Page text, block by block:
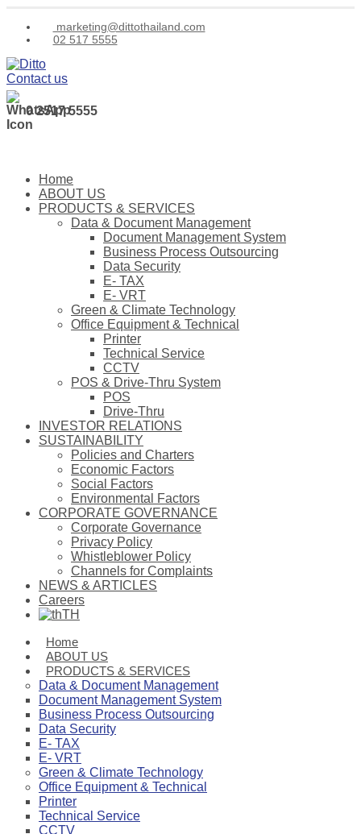
marketing@dittothailand.com
02 517 5555
Contact us
0 2517 5555
Home
ABOUT US
PRODUCTS & SERVICES
Data & Document Management
Document Management System
Business Process Outsourcing
Data Security
E- TAX
E- VRT
Green & Climate Technology
Office Equipment & Technical
Printer
Technical Service
CCTV
POS & Drive-Thru System
POS
Drive-Thru
INVESTOR RELATIONS
SUSTAINABILITY
Policies and Charters
Economic Factors
Social Factors
Environmental Factors
CORPORATE GOVERNANCE
Corporate Governance
Privacy Policy
Whistleblower Policy
Channels for Complaints
NEWS & ARTICLES
Careers
TH
Home
ABOUT US
PRODUCTS & SERVICES
Data & Document Management
Document Management System
Business Process Outsourcing
Data Security
E- TAX
E- VRT
Green & Climate Technology
Office Equipment & Technical
Printer
Technical Service
CCTV